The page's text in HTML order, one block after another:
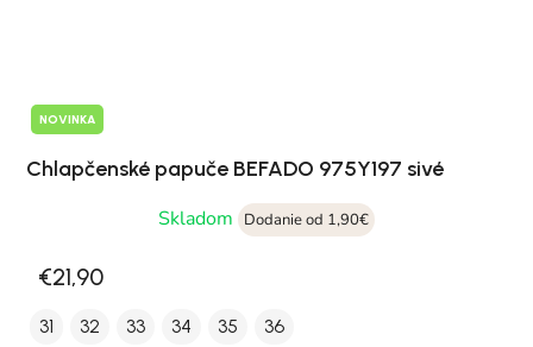
NOVINKA
Chlapčenské papuče BEFADO 975Y197 sivé
Skladom
Dodanie od 1,90€
€21,90
31 32 33 34 35 36